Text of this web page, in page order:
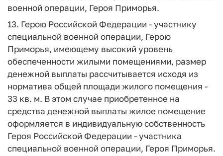
военной операции, Героя Приморья.
13. Герою Российской Федерации - участнику
специальной военной операции, Герою
Приморья, имеющему высокий уровень
обеспеченности жилыми помещениями, размер
денежной выплаты рассчитывается исходя из
норматива общей площади жилого помещения -
33 кв. м. В этом случае приобретенное на
средства денежной выплаты жилое помещение
оформляется в индивидуальную собственность
Героя Российской Федерации - участника
специальной военной операции, Героя Приморья.